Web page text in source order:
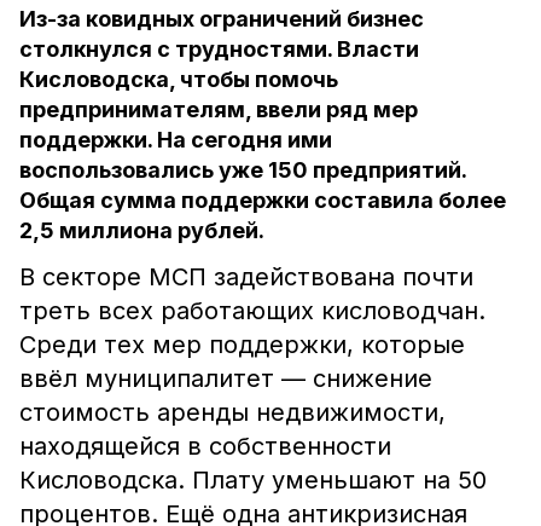
Из-за ковидных ограничений бизнес
столкнулся с трудностями. Власти
Кисловодска, чтобы помочь
предпринимателям, ввели ряд мер
поддержки. На сегодня ими
воспользовались уже 150 предприятий.
Общая сумма поддержки составила более
2,5 миллиона рублей.
В секторе МСП задействована почти
треть всех работающих кисловодчан.
Среди тех мер поддержки, которые
ввёл муниципалитет — снижение
стоимость аренды недвижимости,
находящейся в собственности
Кисловодска. Плату уменьшают на 50
процентов. Ещё одна антикризисная